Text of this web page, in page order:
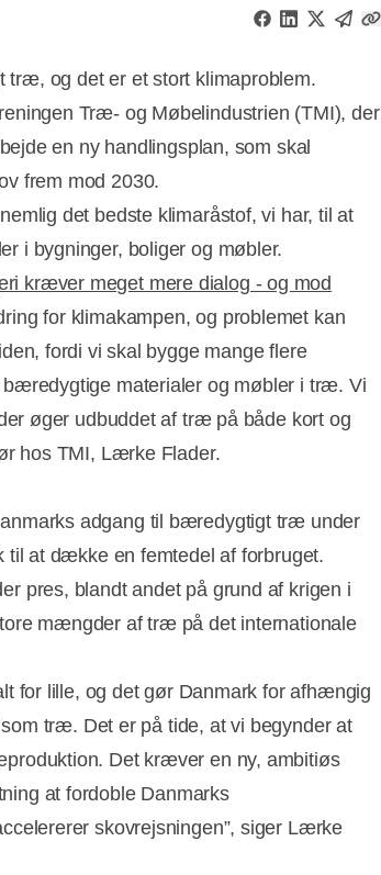
og det er et stort klimaproblem.
Træ- og Møbelindustrien (TMI), der
en ny handlingsplan, som skal
frem mod 2030.
det bedste klimaråstof, vi har, til at
i bygninger, boliger og møbler.
kræver meget mere dialog - og mod
for klimakampen, og problemet kan
fordi vi skal bygge mange flere
materialer og møbler i træ. Vi
øger udbuddet af træ på både kort og
hos TMI, Lærke Flader.
adgang til bæredygtigt træ under
til at dække en femtedel af forbruget.
pres, blandt andet på grund af krigen i
mængder af træ på det internationale
for lille, og det gør Danmark for afhængig
træ. Det er på tide, at vi begynder at
Det kræver en ny, ambitiøs
at fordoble Danmarks
skovrejsningen”, siger Lærke